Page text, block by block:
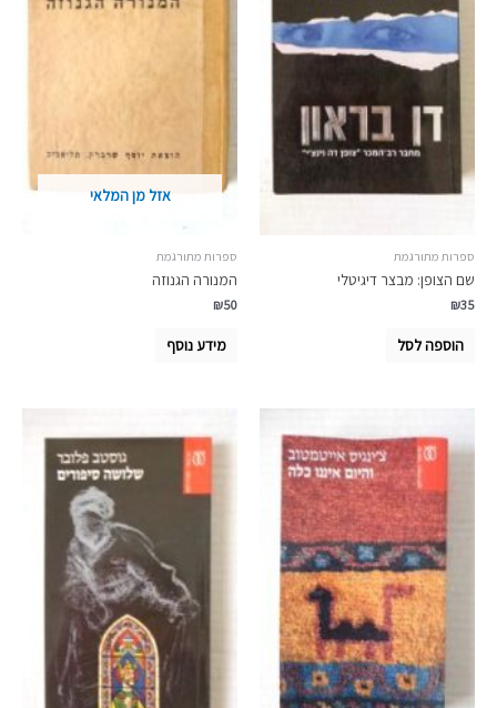
ספרות מתורגמת
שם הצופן: מבצר דיגיטלי
₪35
הוספה לסל
אזל מן המלאי
ספרות מתורגמת
המנורה הגנוזה
₪50
מידע נוסף